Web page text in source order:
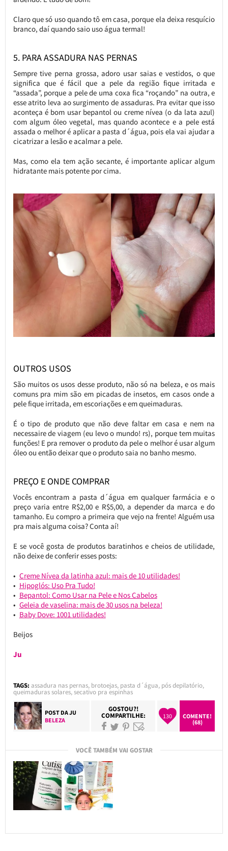
Claro que só uso quando tô em casa, porque ela deixa resquício
branco, daí quando saio uso água termal!
5. PARA ASSADURA NAS PERNAS
Sempre tive perna grossa, adoro usar saias e vestidos, o que
significa que é fácil que a pele da região fique irritada e
“assada”, porque a pele de uma coxa fica “roçando” na outra, e
esse atrito leva ao surgimento de assaduras. Pra evitar que isso
aconteça é bom usar bepantol ou creme nívea (o da lata azul)
com algum óleo vegetal, mas quando acontece e a pele está
assada o melhor é aplicar a pasta d´água, pois ela vai ajudar a
cicatrizar a lesão e acalmar a pele.
Mas, como ela tem ação secante, é importante aplicar algum
hidratante mais potente por cima.
OUTROS USOS
São muitos os usos desse produto, não só na beleza, e os mais
comuns pra mim são em picadas de insetos, em casos onde a
pele fique irritada, em escoriações e em queimaduras.
É o tipo de produto que não deve faltar em casa e nem na
necessaire de viagem (eu levo o mundo! rs), porque tem muitas
funções! E pra remover o produto da pele o melhor é usar algum
óleo ou então deixar que o produto saia no banho mesmo.
PREÇO E ONDE COMPRAR
Vocês encontram a pasta d´água em qualquer farmácia e o
preço varia entre R$2,00 e R$5,00, a depender da marca e do
tamanho. Eu compro a primeira que vejo na frente! Alguém usa
pra mais alguma coisa? Conta aí!
E se você gosta de produtos baratinhos e cheios de utilidade,
não deixe de conferir esses posts:
Creme Nívea da latinha azul: mais de 10 utilidades!
Hipoglós: Uso Pra Tudo!
Bepantol: Como Usar na Pele e Nos Cabelos
Geleia de vaselina: mais de 30 usos na beleza!
Baby Dove: 1001 utilidades!
Beijos
Ju
TAGS: assadura nas pernas, brotoejas, pasta d´água, pós depilatório,
queimaduras solares,secativo pra espinhas
POST DAJU
BELEZA
GOSTOU?!
COMPARTILHE: 130
COMENTE!
(68)
VOCÊ TAMBÉM VAI GOSTAR